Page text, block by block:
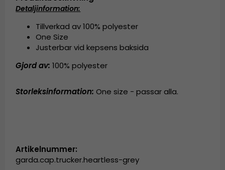
Detaljinformation:
Tillverkad av 100% polyester
One Size
Justerbar vid kepsens baksida
Gjord av: 100% polyester
Storleksinformation: One size - passar alla.
Artikelnummer:
garda.cap.trucker.heartless-grey